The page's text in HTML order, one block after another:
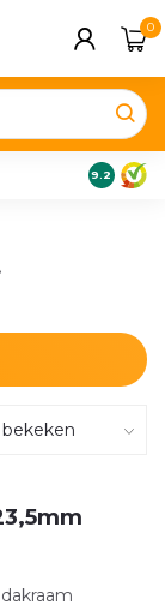
0
9.2